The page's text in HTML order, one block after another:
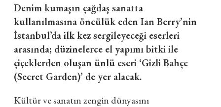
Denim kumaşın çağdaş sanatta
kullanılmasına öncülük eden Ian Berry’nin
İstanbul’da ilk kez sergileyeceği eserleri
arasında; düzinelerce el yapımı bitki ile
çiçeklerden oluşan ünlü eseri ‘Gizli Bahçe
(Secret Garden)’ de yer alacak.
Kültür ve sanatın zengin dünyasını